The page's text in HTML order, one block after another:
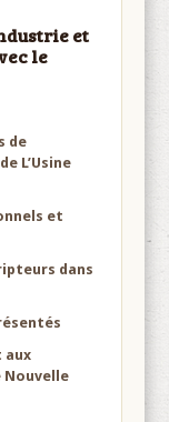
et
le
de
L’Usine
et
dans
aux
Nouvelle